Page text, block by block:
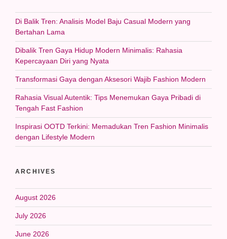
Di Balik Tren: Analisis Model Baju Casual Modern yang
Bertahan Lama
Dibalik Tren Gaya Hidup Modern Minimalis: Rahasia
Kepercayaan Diri yang Nyata
Transformasi Gaya dengan Aksesori Wajib Fashion Modern
Rahasia Visual Autentik: Tips Menemukan Gaya Pribadi di
Tengah Fast Fashion
Inspirasi OOTD Terkini: Memadukan Tren Fashion Minimalis
dengan Lifestyle Modern
ARCHIVES
August 2026
July 2026
June 2026